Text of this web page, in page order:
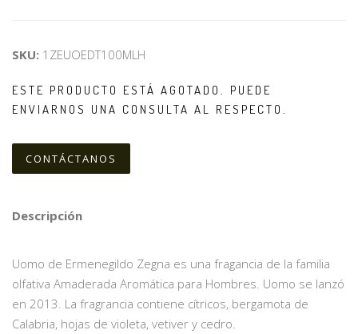
SKU: 1ZEUOEDT100MLH
ESTE PRODUCTO ESTÁ AGOTADO. PUEDE
ENVIARNOS UNA CONSULTA AL RESPECTO.
CONTÁCTANOS
Descripción
Uomo de Ermenegildo Zegna es una fragancia de la familia
olfativa Amaderada Aromática para Hombres. Uomo se lanzó
en 2013. La fragrancia contiene cítricos, bergamota de
Calabria, hojas de violeta, vetiver y cedro.